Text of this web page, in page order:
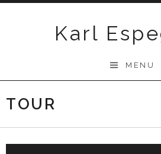
Karl
MENU
TOUR